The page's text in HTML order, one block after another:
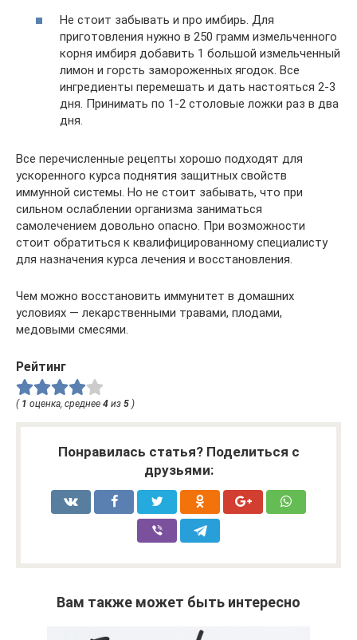
Не стоит забывать и про имбирь. Для
приготовления нужно в 250 грамм измельченного
корня имбиря добавить 1 большой измельченный
лимон и горсть замороженных ягодок. Все
ингредиенты перемешать и дать настояться 2-3
дня. Принимать по 1-2 столовые ложки раз в два
дня.
Все перечисленные рецепты хорошо подходят для
ускоренного курса поднятия защитных свойств
иммунной системы. Но не стоит забывать, что при
сильном ослаблении организма заниматься
самолечением довольно опасно. При возможности
стоит обратиться к квалифицированному специалисту
для назначения курса лечения и восстановления.
Чем можно восстановить иммунитет в домашних
условиях — лекарственными травами, плодами,
медовыми смесями.
Рейтинг
( 1 оценка, среднее 4 из 5 )
Понравилась статья? Поделиться с
друзьями:
Вам также может быть интересно